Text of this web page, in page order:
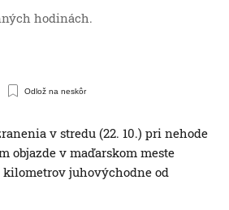
hodinách.
Odlož na neskôr
v stredu (22. 10.) pri nehode
objazde v maďarskom meste
kilometrov juhovýchodne od